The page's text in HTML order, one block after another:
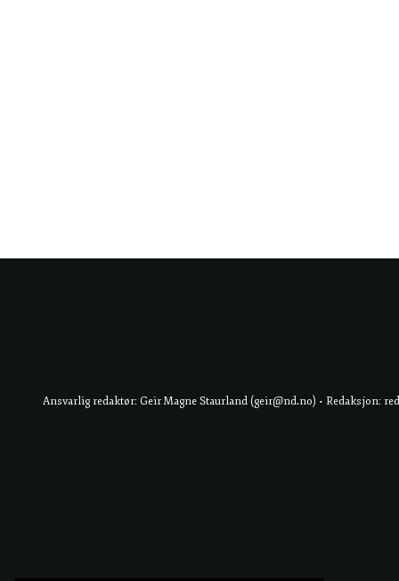
Ansvarlig redaktør: Geir Magne Staurland (geir@nd.no) • Redaksjon: